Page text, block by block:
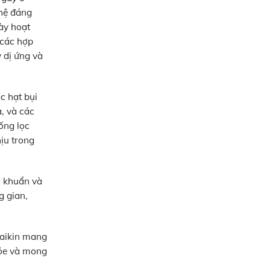
đáng
hoạt
hợp
dị ứng và
hạt bụi
và các
lọc
trong
và
gian,
mang
và mong